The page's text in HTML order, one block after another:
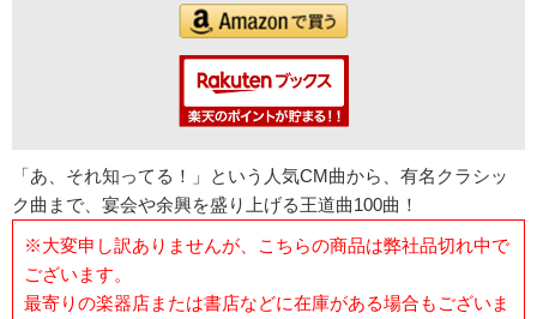
「あ、それ知ってる！」という人気CM曲から、有名クラシッ
ク曲まで、宴会や余興を盛り上げる王道曲100曲！
※大変申し訳ありませんが、こちらの商品は弊社品切れ中で
ございます。
最寄りの楽器店または書店などに在庫がある場合もございま